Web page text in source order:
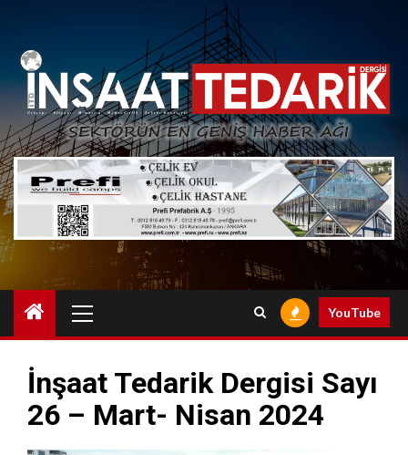
content
Menu
YouTube
İnşaat Tedarik Dergisi Sayı
26 – Mart- Nisan 2024